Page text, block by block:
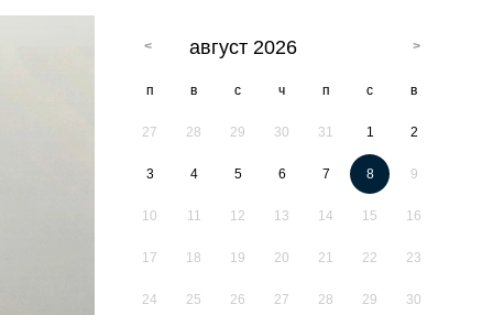
август 2026
п в с ч п с в
27 28 29 30 31 1 2
3 4 5 6 7 8 9
10 11 12 13 14 15 16
17 18 19 20 21 22 23
24 25 26 27 28 29 30